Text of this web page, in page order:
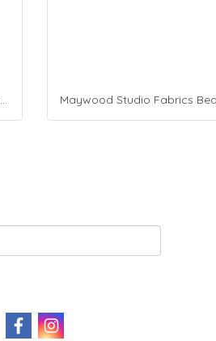
Maywood Studio Fabrics Beautiful Basics Blue